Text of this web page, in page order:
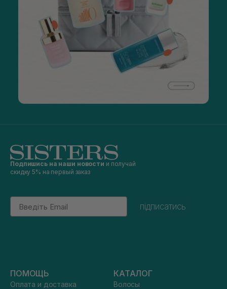
Подпишись на наши новости и получай
скидку 5% на первый заказ
Email
підписатись
ПОМОЩЬ
Оплата и доставка
КАТАЛОГ
Волосы